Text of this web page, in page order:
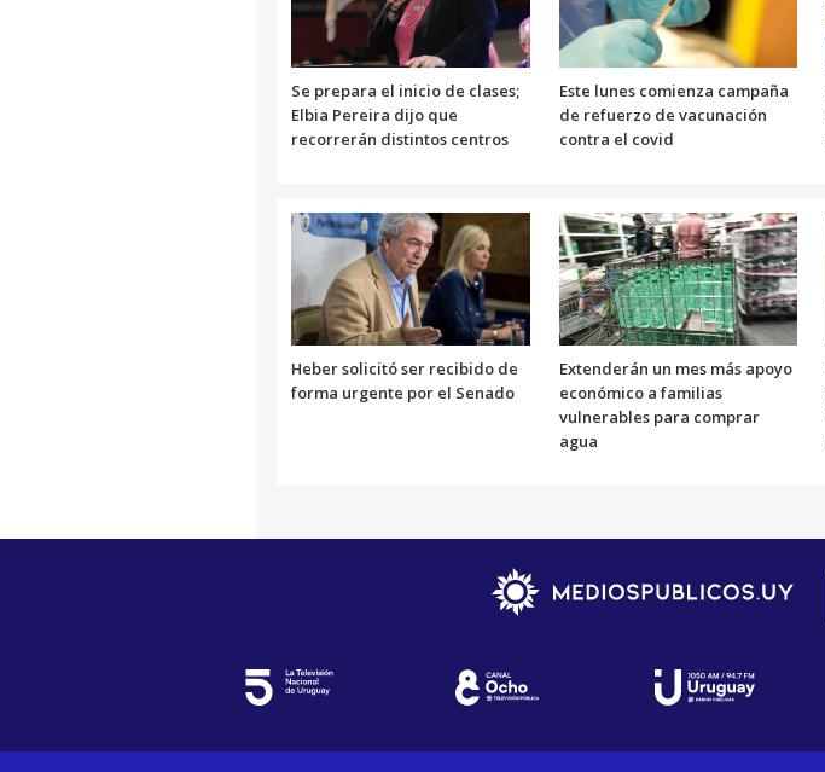
Se prepara el inicio de clases;
Elbia Pereira dijo que
recorrerán distintos centros
Este lunes comienza campaña
de refuerzo de vacunación
contra el covid
Heber solicitó ser recibido de
forma urgente por el Senado
Extenderán un mes más apoyo
económico a familias
vulnerables para comprar
agua